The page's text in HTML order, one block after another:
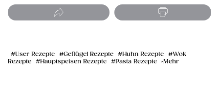
User Rezepte Geflügel Rezepte Huhn Rezepte
Wok
Rezepte
Hauptspeisen Rezepte Pasta Rezepte Mehr